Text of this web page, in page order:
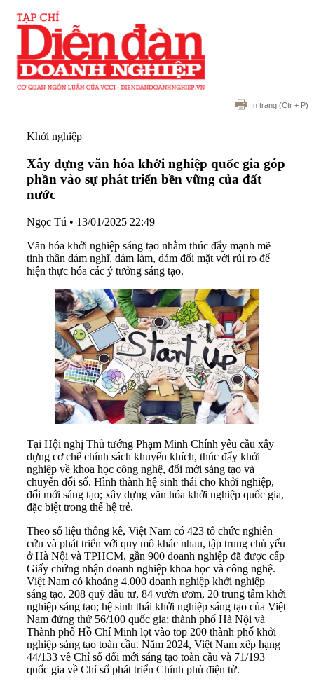
In trang (Ctr + P)
Khởi nghiệp
Xây dựng văn hóa khởi nghiệp quốc gia góp
phần vào sự phát triển bền vững của đất
nước
Ngọc Tú • 13/01/2025 22:49
Văn hóa khởi nghiệp sáng tạo nhằm thúc đẩy mạnh mẽ
tinh thần dám nghĩ, dám làm, dám đối mặt với rủi ro để
hiện thực hóa các ý tưởng sáng tạo.
Tại Hội nghị Thủ tướng Phạm Minh Chính yêu cầu xây
dựng cơ chế chính sách khuyến khích, thúc đẩy khởi
nghiệp về khoa học công nghệ, đổi mới sáng tạo và
chuyển đổi số. Hình thành hệ sinh thái cho khởi nghiệp,
đổi mới sáng tạo; xây dựng văn hóa khởi nghiệp quốc gia,
đặc biệt trong thế hệ trẻ.
Theo số liệu thống kê, Việt Nam có 423 tổ chức nghiên
cứu và phát triển với quy mô khác nhau, tập trung chủ yếu
ở Hà Nội và TPHCM, gần 900 doanh nghiệp đã được cấp
Giấy chứng nhận doanh nghiệp khoa học và công nghệ.
Việt Nam có khoảng 4.000 doanh nghiệp khởi nghiệp
sáng tạo, 208 quỹ đầu tư, 84 vườn ươm, 20 trung tâm khởi
nghiệp sáng tạo; hệ sinh thái khởi nghiệp sáng tạo của Việt
Nam đứng thứ 56/100 quốc gia; thành phố Hà Nội và
Thành phố Hồ Chí Minh lọt vào top 200 thành phố khởi
nghiệp sáng tạo toàn cầu. Năm 2024, Việt Nam xếp hạng
44/133 về Chỉ số đổi mới sáng tạo toàn cầu và 71/193
quốc gia về Chỉ số phát triển Chính phủ điện tử.